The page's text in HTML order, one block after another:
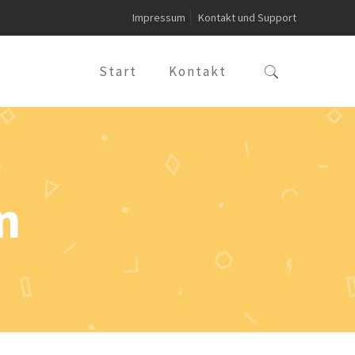
Impressum Kontakt und Support
Start Kontakt